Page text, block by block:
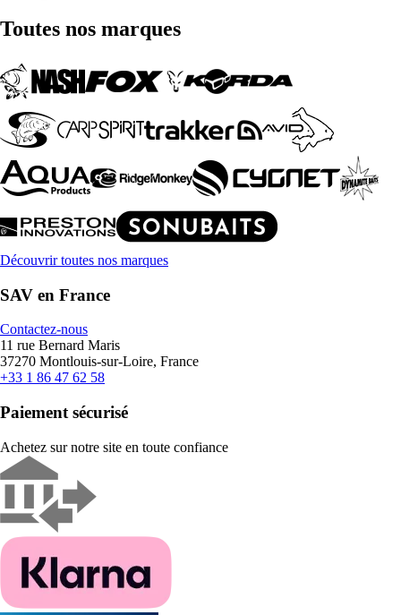
Toutes nos marques
Découvrir toutes nos marques
SAV en France
Contactez-nous
11 rue Bernard Maris
37270 Montlouis-sur-Loire, France
+33 1 86 47 62 58
Paiement sécurisé
Achetez sur notre site en toute confiance